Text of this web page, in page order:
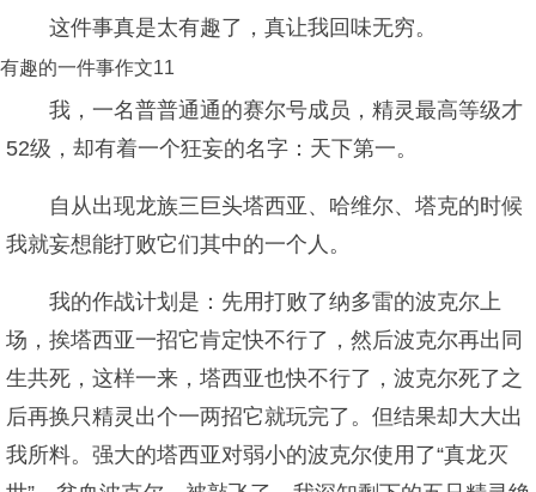
这件事真是太有趣了，真让我回味无穷。
有趣的一件事作文11
我，一名普普通通的赛尔号成员，精灵最高等级才
52级，却有着一个狂妄的名字：天下第一。
自从出现龙族三巨头塔西亚、哈维尔、塔克的时候
我就妄想能打败它们其中的一个人。
我的作战计划是：先用打败了纳多雷的波克尔上
场，挨塔西亚一招它肯定快不行了，然后波克尔再出同
生共死，这样一来，塔西亚也快不行了，波克尔死了之
后再换只精灵出个一两招它就玩完了。但结果却大大出
我所料。强大的塔西亚对弱小的波克尔使用了“真龙灭